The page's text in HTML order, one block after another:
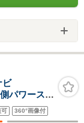
ビ
パワースラ
止機能 レ
ター スペ
可 360°画像付